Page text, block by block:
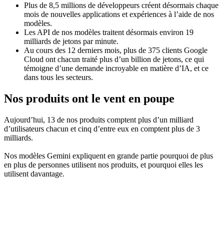
Plus de 8,5 millions de développeurs créent désormais chaque
mois de nouvelles applications et expériences à l’aide de nos
modèles.
Les API de nos modèles traitent désormais environ 19
milliards de jetons par minute.
Au cours des 12 derniers mois, plus de 375 clients Google
Cloud ont chacun traité plus d’un billion de jetons, ce qui
témoigne d’une demande incroyable en matière d’IA, et ce
dans tous les secteurs.
Nos produits ont le vent en poupe
Aujourd’hui, 13 de nos produits comptent plus d’un milliard
d’utilisateurs chacun et cinq d’entre eux en comptent plus de 3
milliards.
Nos modèles Gemini expliquent en grande partie pourquoi de plus
en plus de personnes utilisent nos produits, et pourquoi elles les
utilisent davantage.